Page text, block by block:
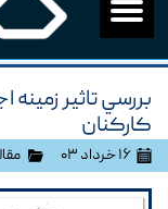
بررسي تاثير زمينه
کارکنان
۱۶ خرداد ۰۳